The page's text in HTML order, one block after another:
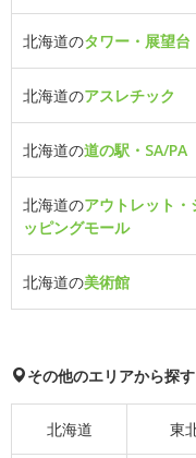
北海道のタワー・展望台
北海道のアスレチック
北海道の道の駅・SA/PA
北海道のアウトレット・
ッピングモール
北海道の美術館
その他のエリアから探す
北海道 東